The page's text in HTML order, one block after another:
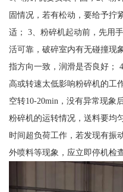
固情况，若有松动，要给予拧
适； 3、粉碎机起动前，先用
活可靠，破碎室内有无碰撞现
指方向一致，润滑是否良好；
高或转速太低影响粉碎机的工
空转10-20min，没有异常现象
粉碎机的运转情况，送料要均
时间超负荷工作，若发现有振
外喷料等现象，应立即停机检